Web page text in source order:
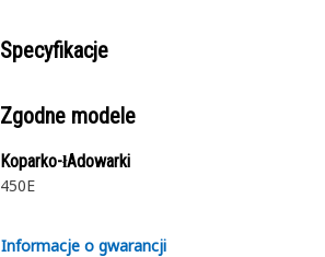
Specyfikacje
Zgodne modele
Koparko-łAdowarki
450E
Informacje o gwarancji